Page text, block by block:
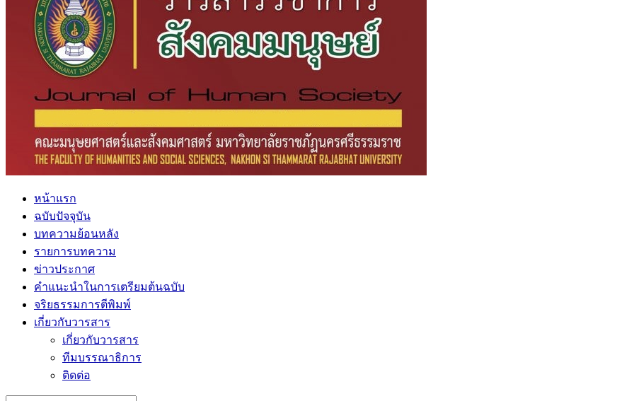
หน้าแรก
ฉบับปัจจุบัน
บทความย้อนหลัง
รายการบทความ
ข่าวประกาศ
คำแนะนำในการเตรียมต้นฉบับ
จริยธรรมการตีพิมพ์
เกี่ยวกับวารสาร
เกี่ยวกับวารสาร
ทีมบรรณาธิการ
ติดต่อ